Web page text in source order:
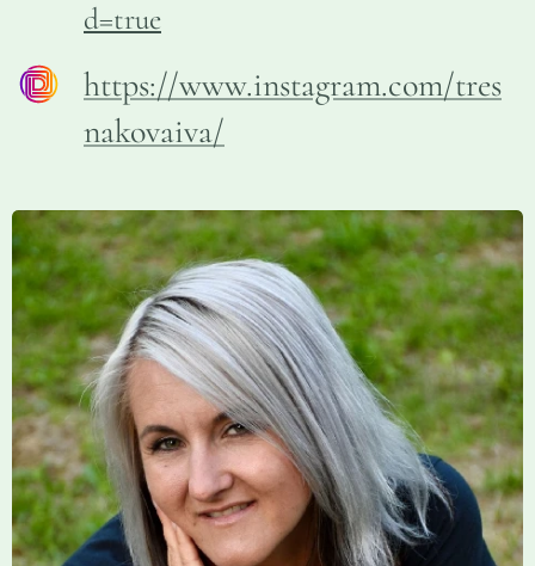
d=true
https://www.instagram.com/tres
nakovaiva/